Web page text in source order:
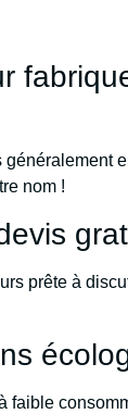
nom !
prête à
faible